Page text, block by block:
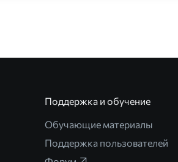
Поддержка и обучение
Обучающие материалы
Поддержка пользователей